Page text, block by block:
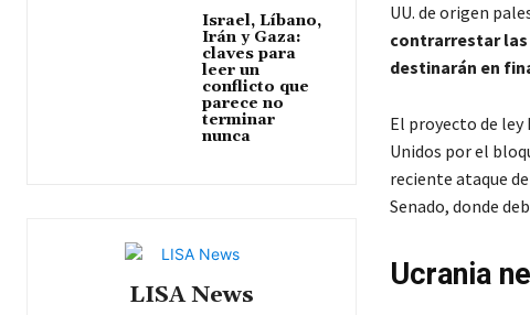
Israel, Líbano,
Irán y Gaza:
claves para
leer un
conflicto que
parece no
terminar
nunca
LISA News
UU. de origen
contrarrestar las
destinarán en
El proyecto de ley
Unidos por el
reciente ataque
Senado, donde
Ucrania